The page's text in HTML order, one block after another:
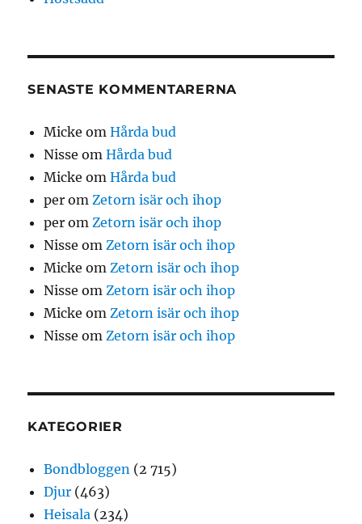
SENASTE KOMMENTARERNA
Micke omHårda bud
Nisse omHårda bud
Micke omHårda bud
per omZetorn isär och ihop
per omZetorn isär och ihop
Nisse omZetorn isär och ihop
Micke omZetorn isär och ihop
Nisse omZetorn isär och ihop
Micke omZetorn isär och ihop
Nisse omZetorn isär och ihop
KATEGORIER
Bondbloggen (2 715)
Djur (463)
Heisala (234)